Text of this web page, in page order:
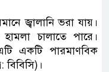
জ্বালানি ভরা যায়।
চালাতে পারে।
একটি পারমাণবিক